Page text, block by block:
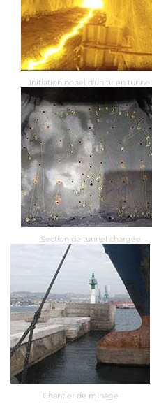
Initiation nonel d'un tir en tunnel
Section de tunnel chargée
Chantier de minage